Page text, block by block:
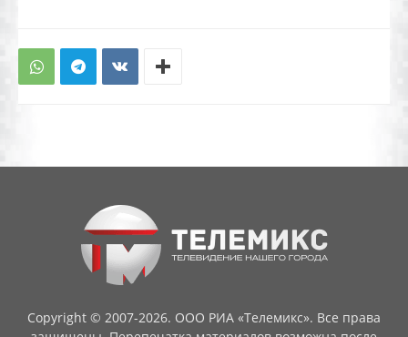
Copyright © 2007-2026. ООО РИА «Телемикс». Все права